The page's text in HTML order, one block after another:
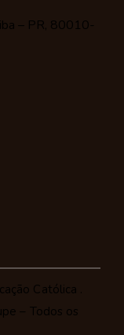
– PR, 80010-
Católica .
– Todos os